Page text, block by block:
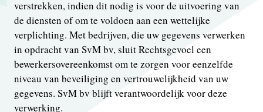
verstrekken, indien dit nodig is voor de uitvoering van
de diensten of om te voldoen aan een wettelijke
verplichting. Met bedrijven, die uw gegevens verwerken
in opdracht van SvM bv, sluit Rechtsgevoel een
bewerkersovereenkomst om te zorgen voor eenzelfde
niveau van beveiliging en vertrouwelijkheid van uw
gegevens. SvM bv blijft verantwoordelijk voor deze
verwerking.